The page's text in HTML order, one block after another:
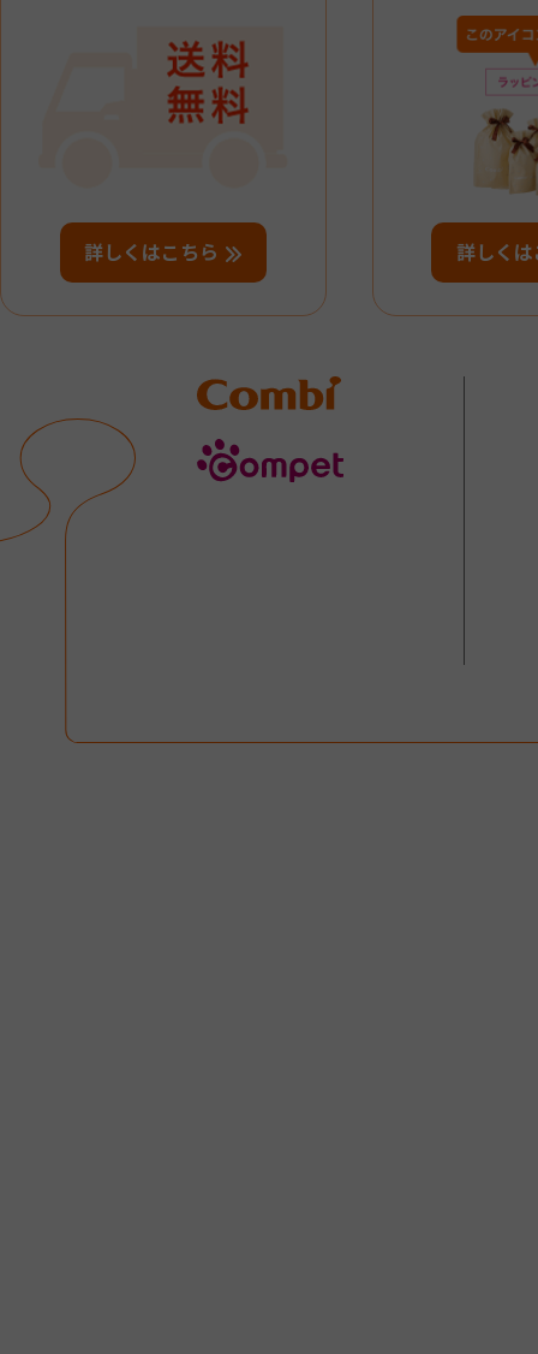
詳しくはこちら 詳しくは
Combi